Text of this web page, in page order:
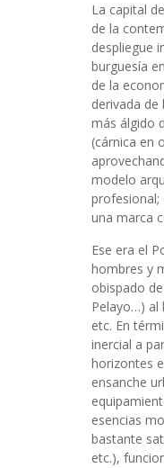
La capital
de la
despliegue
burguesía
de la
derivada de
más álgido
(cárnica en
modelo
una marca
Ese era el
hombres y
obispado
Pelayo…) al
etc. En
inercial a
horizontes
ensanche
esencias
bastante
etc.),